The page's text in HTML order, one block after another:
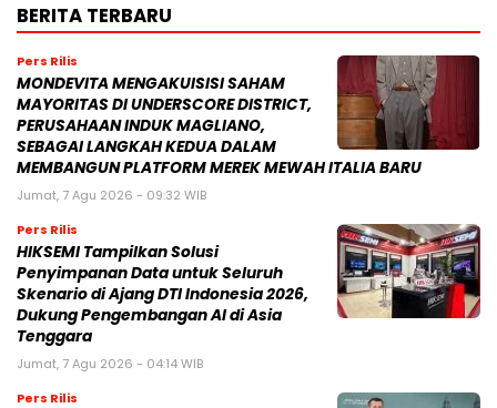
BERITA TERBARU
Pers Rilis
MONDEVITA MENGAKUISISI SAHAM
MAYORITAS DI UNDERSCORE DISTRICT,
PERUSAHAAN INDUK MAGLIANO,
SEBAGAI LANGKAH KEDUA DALAM
MEMBANGUN PLATFORM MEREK MEWAH ITALIA BARU
Jumat, 7 Agu 2026 - 09:32 WIB
Pers Rilis
HIKSEMI Tampilkan Solusi
Penyimpanan Data untuk Seluruh
Skenario di Ajang DTI Indonesia 2026,
Dukung Pengembangan AI di Asia
Tenggara
Jumat, 7 Agu 2026 - 04:14 WIB
Pers Rilis